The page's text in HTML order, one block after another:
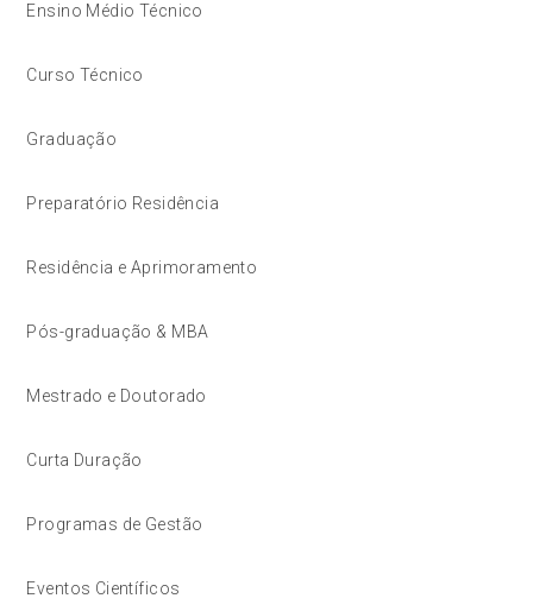
Ensino Médio Técnico
Curso Técnico
Graduação
Preparatório Residência
Residência e Aprimoramento
Pós-graduação & MBA
Mestrado e Doutorado
Curta Duração
Programas de Gestão
Eventos Científicos